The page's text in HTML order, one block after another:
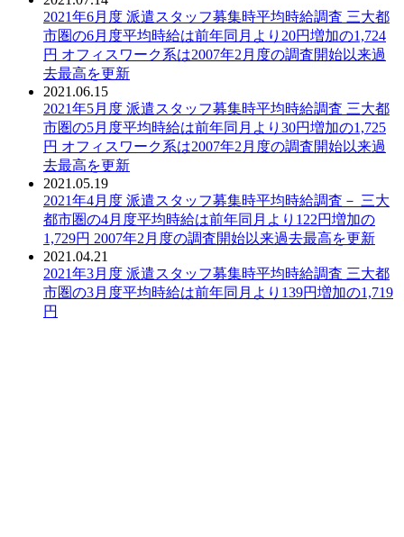
PDF：
2021年6月度 派遣スタッフ募集時平均時給調査 三大都
市圏の6月度平均時給は前年同月より20円増加の1,724
円 オフィスワーク系は2007年2月度の調査開始以来過
去最高を更新
2021.06.15
PDF：
2021年5月度 派遣スタッフ募集時平均時給調査 三大都
市圏の5月度平均時給は前年同月より30円増加の1,725
円 オフィスワーク系は2007年2月度の調査開始以来過
去最高を更新
2021.05.19
PDF：
2021年4月度 派遣スタッフ募集時平均時給調査－ 三大
都市圏の4月度平均時給は前年同月より122円増加の
1,729円 2007年2月度の調査開始以来過去最高を更新
2021.04.21
PDF：
2021年3月度 派遣スタッフ募集時平均時給調査 三大都
市圏の3月度平均時給は前年同月より139円増加の1,719
円